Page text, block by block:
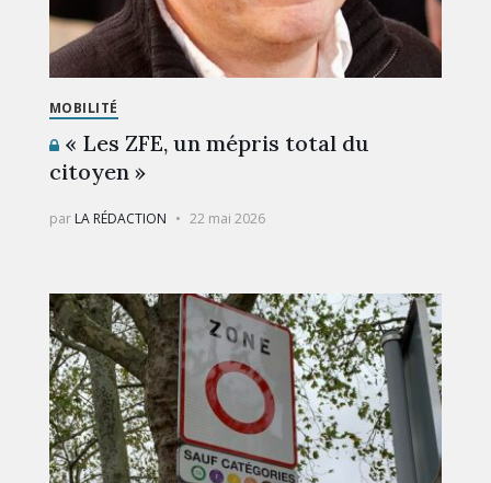
MOBILITÉ
« Les ZFE, un mépris total du
citoyen »
par LA RÉDACTION 22 mai 2026